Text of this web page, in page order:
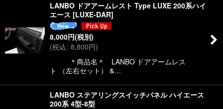
LANBO ドアアームレスト Type LUXE 200系ハイ
エース [LUXE-DAR]
8,000円(税別)
(税込: 8,800円)
＊商品名＊ LANBO ドアアームレス
ト （左右セット） &…
LANBO ステアリングスイッチパネル ハイエース
200系 4型-8型